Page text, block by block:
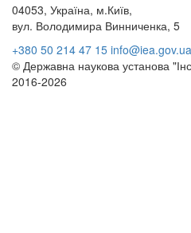
04053, Україна, м.Київ,
вул. Володимира Винниченка, 5
+380 50 214 47 15 info@iea.gov.ua
© Державна наукова установа
2016-2026